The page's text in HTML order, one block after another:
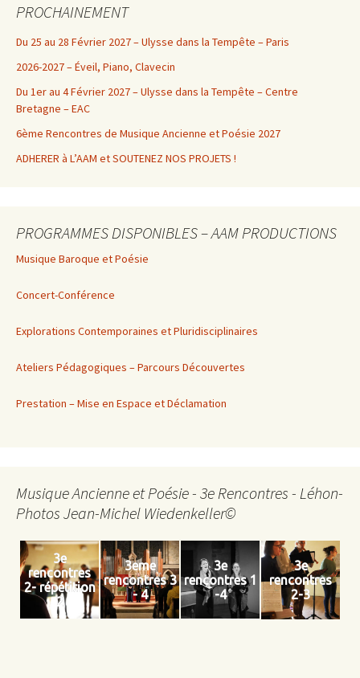
PROCHAINEMENT
Du 25 au 28 Février 2027 – Ulysse dans la Tempête – Paris
2026-2027 – Éveil, Piano, Clavecin
Du 1er au 4 Février 2027 – Ulysse dans la Tempête – Centre
Bretagne – EAC
6ème Rencontres de Musique Ancienne et Poésie 2027
ADHERER à L’AAM et SOUTENEZ NOS PROJETS !
PROGRAMMES DISPONIBLES – AAM PRODUCTIONS
Musique Baroque et Poésie
Concert-Conférence
Explorations Contemporaines et Pluridisciplinaires
Ateliers Pédagogiques – Parcours Découvertes
Prestation – Mise en Espace et Déclamation
Musique Ancienne et Poésie - 3e Rencontres - Léhon-
Photos Jean-Michel Wiedenkeller©
3e
rencontres
2- répétition
2
3eme
rencontres 3
- 4
3e
rencontres 1
-4
3e
rencontres
2-3